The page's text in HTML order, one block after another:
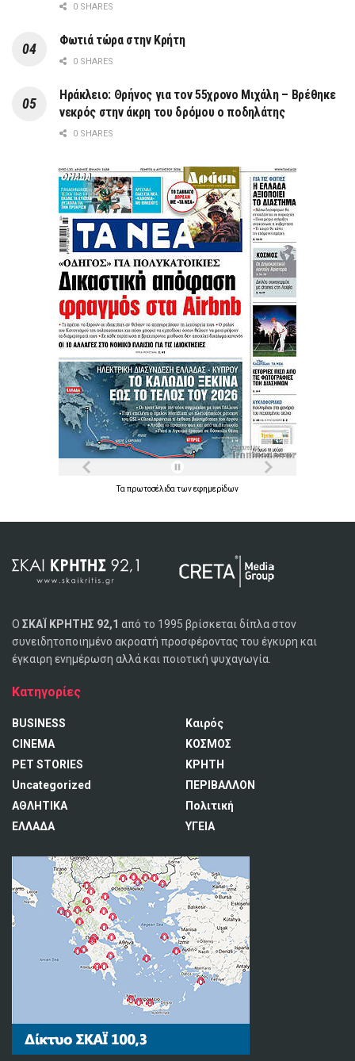
0 SHARES
Φωτιά τώρα στην Κρήτη
0 SHARES
Ηράκλειο: Θρήνος για τον 55χρονο Μιχάλη – Βρέθηκε
νεκρός στην άκρη του δρόμου ο ποδηλάτης
0 SHARES
Ταπρωτοσέλιδατωνεφημερίδων
Ο ΣΚΑΪ ΚΡΗΤΗΣ 92,1 από το 1995 βρίσκεται δίπλα στον
συνειδητοποιημένο ακροατή προσφέροντας του έγκυρη και
έγκαιρη ενημέρωση αλλά και ποιοτική ψυχαγωγία.
Κατηγορίες
BUSINESS
CINEMA
PET STORIES
Uncategorized
ΑΘΛΗΤΙΚΑ
ΕΛΛΑΔΑ
Καιρός
ΚΟΣΜΟΣ
ΚΡΗΤΗ
ΠΕΡΙΒΑΛΛΟΝ
Πολιτική
ΥΓΕΙΑ